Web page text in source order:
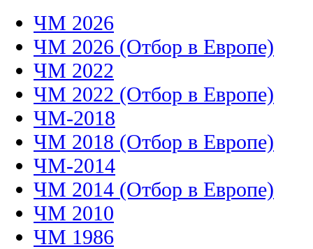
ЧМ 2026
ЧМ 2026 (Отбор в Европе)
ЧМ 2022
ЧМ 2022 (Отбор в Европе)
ЧМ-2018
ЧМ 2018 (Отбор в Европе)
ЧМ-2014
ЧМ 2014 (Отбор в Европе)
ЧМ 2010
ЧМ 1986